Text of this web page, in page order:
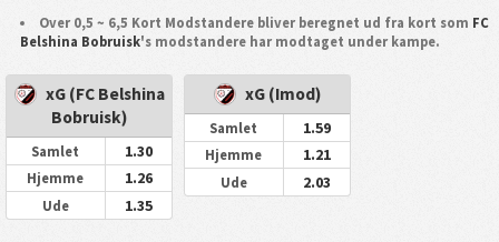
Over 0,5 ~ 6,5 Kort Modstandere bliver beregnet ud fra kort som FC
Belshina Bobruisk's modstandere har modtaget under kampe.
xG (FC Belshina
Bobruisk)
Samlet 1.30
Hjemme 1.26
Ude 1.35
xG (Imod)
Samlet 1.59
Hjemme 1.21
Ude 2.03